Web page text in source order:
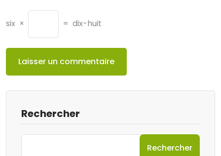
six × = dix-huit
Rechercher
Rechercher